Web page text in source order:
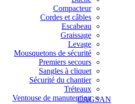
Compacteur
Cordes et câbles
Escabeau
Graissage
Levage
Mousquetons de sécurité
Premiers secours
Sangles à cliquet
Sécurité du chantier
Tréteaux
Ventouse de manutentionCAGSAN